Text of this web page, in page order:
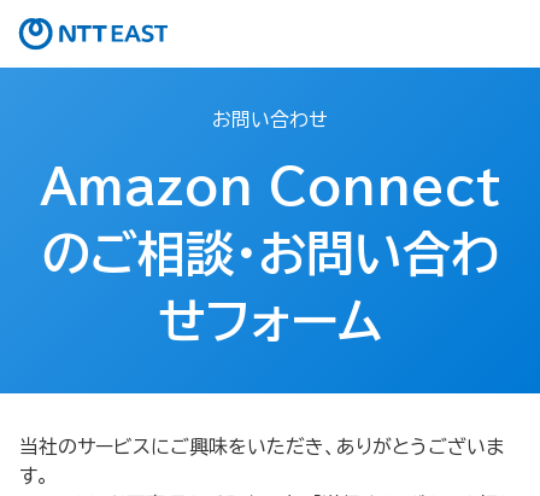
お問い合わせ
Amazon Connect
のご相談・お問い合わ
せフォーム​
当社のサービスにご興味をいただき、ありがとうございま
す。